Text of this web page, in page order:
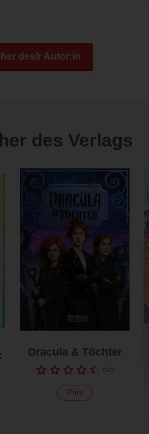
des/r Autor:in
des Verlags
Dracula & Töchter
(52
Print